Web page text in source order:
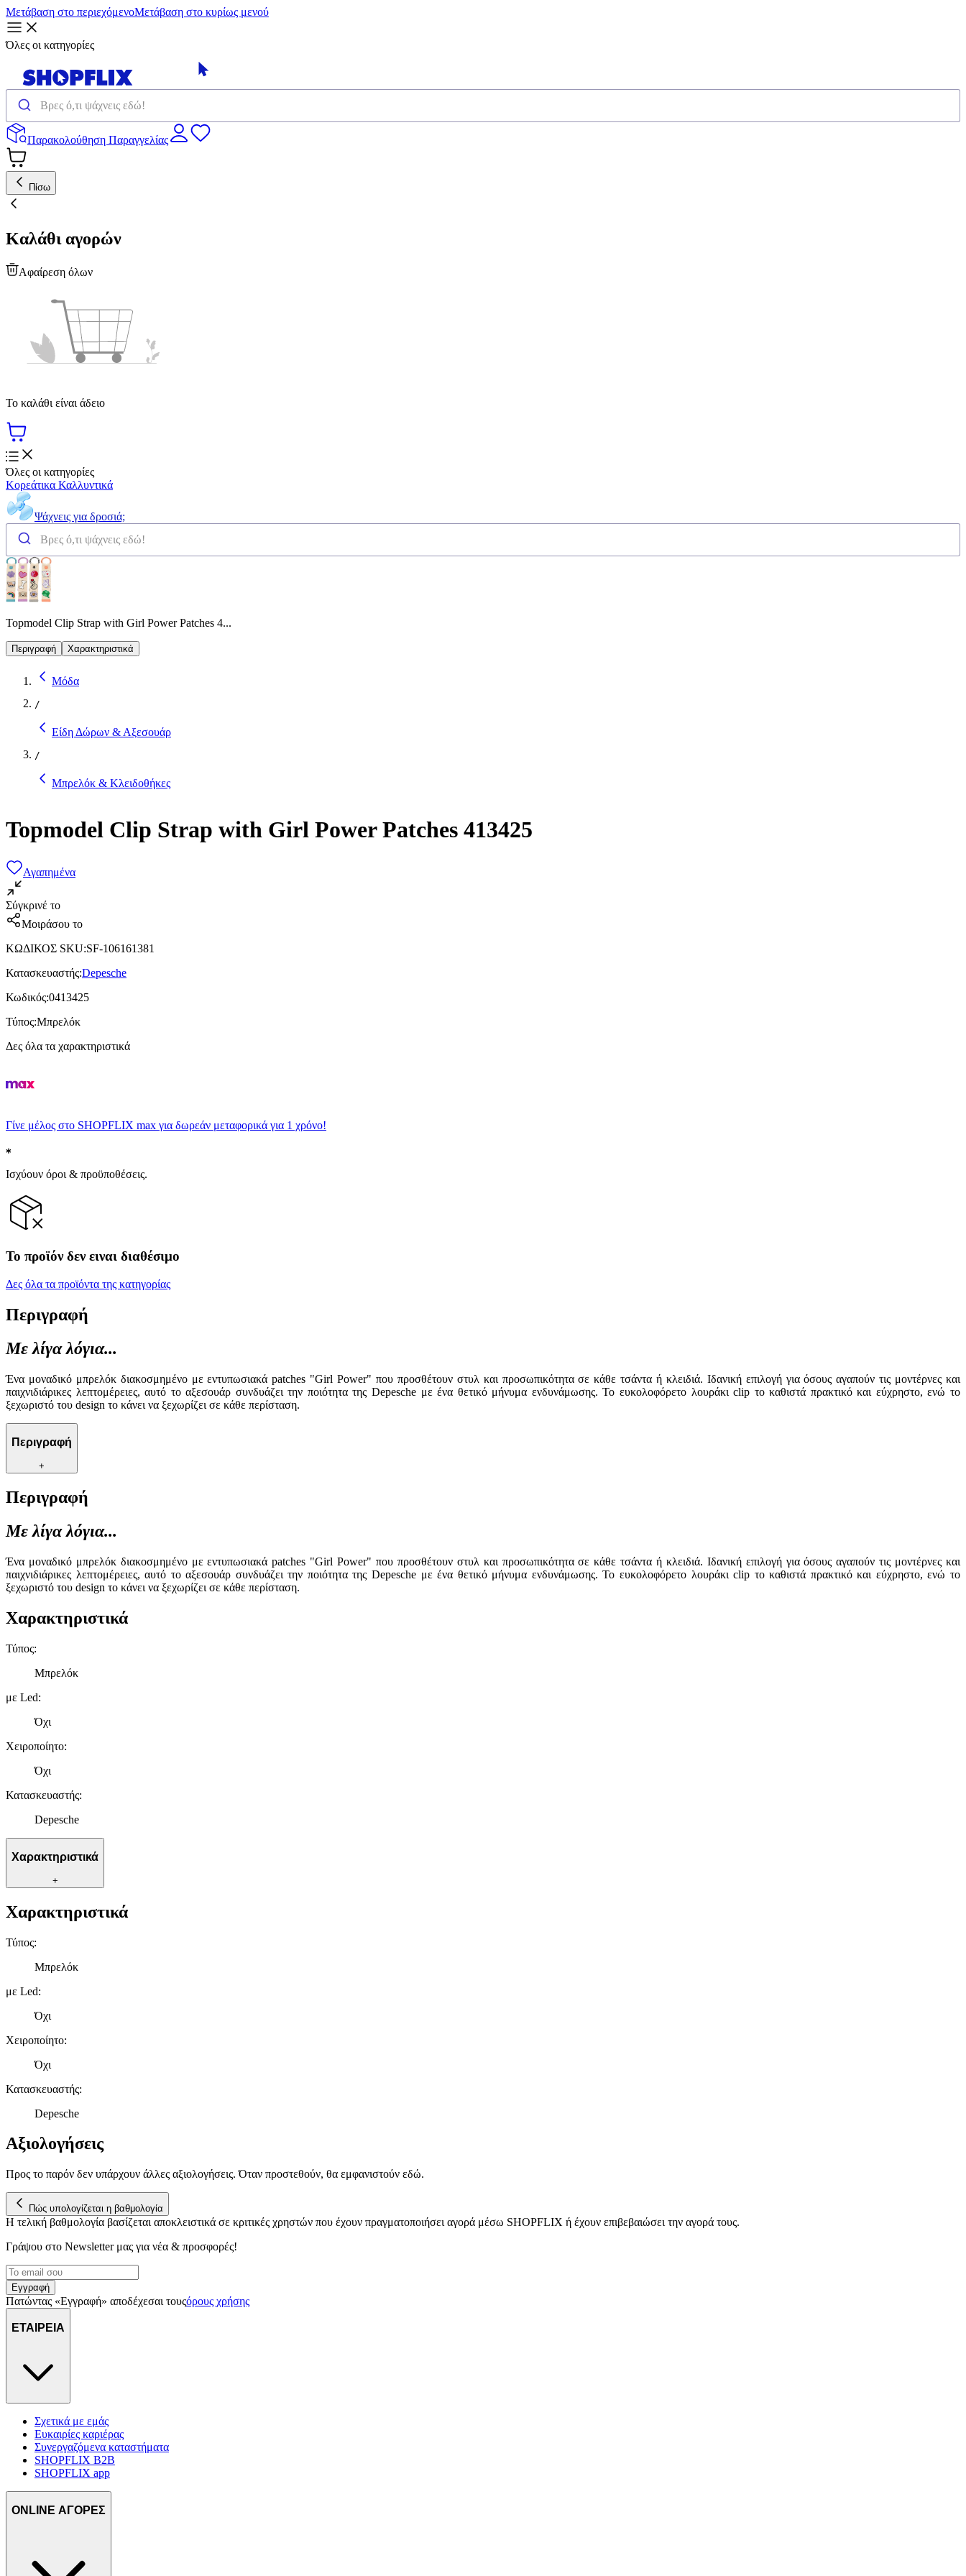
Μετάβαση στο περιεχόμενοΜετάβαση στο κυρίως μενού
Όλες οι κατηγορίες
Παρακολούθηση Παραγγελίας
Πίσω
Καλάθι αγορών
Αφαίρεση όλων
Το καλάθι είναι άδειο
Όλες οι κατηγορίες
Κορεάτικα Καλλυντικά
Ψάχνεις για δροσιά;
Topmodel Clip Strap with Girl Power Patches 4...
Περιγραφή Χαρακτηριστικά
Μόδα
/
Είδη Δώρων & Αξεσουάρ
/
Μπρελόκ & Κλειδοθήκες
Topmodel Clip Strap with Girl Power Patches 413425
Αγαπημένα
Σύγκρινέ το
Μοιράσου το
ΚΩΔΙΚΟΣ SKU:SF-106161381
Κατασκευαστής:Depesche
Κωδικός:0413425
Τύπος:Μπρελόκ
Δες όλα τα χαρακτηριστικά
Γίνε μέλος στο SHOPFLIX max για δωρεάν μεταφορικά για 1 χρόνο!
Ισχύουν όροι & προϋποθέσεις.
Το προϊόν δεν ειναι διαθέσιμο
Δες όλα τα προϊόντα της κατηγορίας
Περιγραφή
Με λίγα λόγια...
Ένα μοναδικό μπρελόκ διακοσμημένο με εντυπωσιακά patches "Girl Power" που προσθέτουν στυλ και προσωπικότητα σε κάθε τσάντα ή κλειδιά. Ιδανική επιλογή για όσους αγαπούν τις μοντέρνες και
παιχνιδιάρικες λεπτομέρειες, αυτό το αξεσουάρ συνδυάζει την ποιότητα της Depesche με ένα θετικό μήνυμα ενδυνάμωσης. Το ευκολοφόρετο λουράκι clip το καθιστά πρακτικό και εύχρηστο, ενώ το
ξεχωριστό του design το κάνει να ξεχωρίζει σε κάθε περίσταση.
Περιγραφή
+
Περιγραφή
Με λίγα λόγια...
Ένα μοναδικό μπρελόκ διακοσμημένο με εντυπωσιακά patches "Girl Power" που προσθέτουν στυλ και προσωπικότητα σε κάθε τσάντα ή κλειδιά. Ιδανική επιλογή για όσους αγαπούν τις μοντέρνες και
παιχνιδιάρικες λεπτομέρειες, αυτό το αξεσουάρ συνδυάζει την ποιότητα της Depesche με ένα θετικό μήνυμα ενδυνάμωσης. Το ευκολοφόρετο λουράκι clip το καθιστά πρακτικό και εύχρηστο, ενώ το
ξεχωριστό του design το κάνει να ξεχωρίζει σε κάθε περίσταση.
Χαρακτηριστικά
Τύπος:
Μπρελόκ
με Led:
Όχι
Χειροποίητο:
Όχι
Κατασκευαστής:
Depesche
Χαρακτηριστικά
+
Χαρακτηριστικά
Τύπος:
Μπρελόκ
με Led:
Όχι
Χειροποίητο:
Όχι
Κατασκευαστής:
Depesche
Αξιολογήσεις
Προς το παρόν δεν υπάρχουν άλλες αξιολογήσεις. Όταν προστεθούν, θα εμφανιστούν εδώ.
Πώς υπολογίζεται η βαθμολογία
Η τελική βαθμολογία βασίζεται αποκλειστικά σε κριτικές χρηστών που έχουν πραγματοποιήσει αγορά μέσω SHOPFLIX ή έχουν επιβεβαιώσει την αγορά τους.
Γράψου στο Νewsletter μας για νέα & προσφορές!
Εγγραφή
Πατώντας «Εγγραφή» αποδέχεσαι τουςόρους χρήσης
ΕΤΑΙΡΕΙΑ
Σχετικά με εμάς
Ευκαιρίες καριέρας
Συνεργαζόμενα καταστήματα
SHOPFLIX B2B
SHOPFLIX app
ONLINE ΑΓΟΡΕΣ